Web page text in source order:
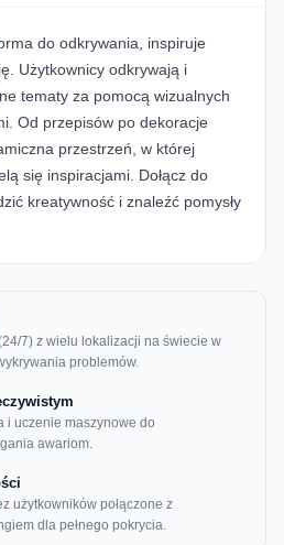
do odkrywania, inspiruje
Użytkownicy odkrywają i
tematy za pomocą wizualnych
Od przepisów po dekoracje
przestrzeń, w której
się inspiracjami. Dołącz do
kreatywność i znaleźć pomysły
7) z wielu lokalizacji na świecie w
problemów.
i uczenie maszynowe do
awariom.
użytkowników połączone z
dla pełnego pokrycia.